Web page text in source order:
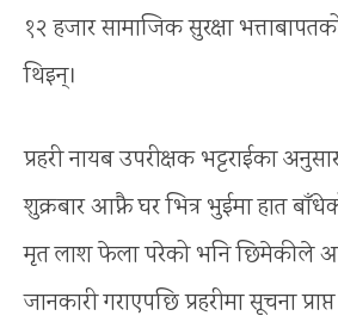
१२ हजार सामाजिक सुरक्षा
थिइन्।
प्रहरी नायब उपरीक्षक भट्टराईका
शुक्रबार आफ्नै घर भित्र भुईमा हात
मृत लाश फेला परेको भनि छिमेकीले
जानकारी गराएपछि प्रहरीमा सूचना